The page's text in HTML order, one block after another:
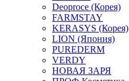
Deoproce (Корея)
FARMSTAY
KERASYS (Корея)
LION (Япония)
PUREDERM
VERDY
НОВАЯ ЗАРЯ